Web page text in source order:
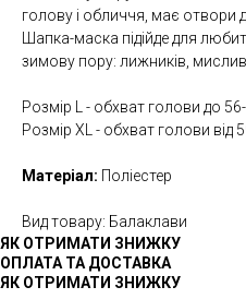
голову і обличчя, має отвори
Шапка-маска підійде для
зимову пору: лижників,
Розмір L - обхват голови до
Розмір XL - обхват голови від
Матеріал: Поліестер
Вид товару: Балаклави
ЯК ОТРИМАТИ ЗНИЖКУ
ОПЛАТА ТА ДОСТАВКА
ЯК ОТРИМАТИ ЗНИЖКУ